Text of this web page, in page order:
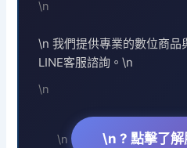
\n
\n 我們提供專業的數位商品
LINE客服諮詢。\n
\n
\n \n ? 點擊了